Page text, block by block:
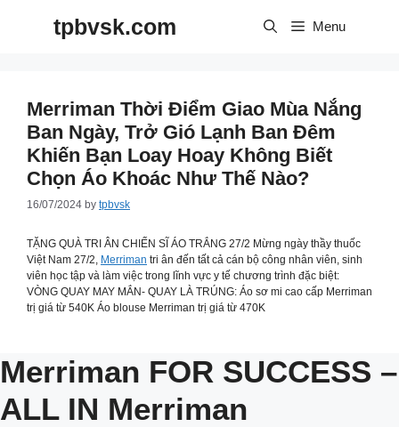
tpbvsk.com Menu
Merriman Thời Điểm Giao Mùa Nắng
Ban Ngày, Trở Gió Lạnh Ban Đêm
Khiến Bạn Loay Hoay Không Biết
Chọn Áo Khoác Như Thế Nào?
16/07/2024 by tpbvsk
TẶNG QUÀ TRI ÂN CHIẾN SĨ ÁO TRẮNG 27/2 Mừng ngày thầy thuốc
Việt Nam 27/2, Merriman tri ân đến tất cả cán bộ công nhân viên, sinh
viên học tập và làm việc trong lĩnh vực y tế chương trình đặc biệt: ️
VÒNG QUAY MAY MẮN- QUAY LÀ TRÚNG: Áo sơ mi cao cấp Merriman
trị giá từ 540K Áo blouse Merriman trị giá từ 470K
Merriman FOR SUCCESS –
ALL IN Merriman